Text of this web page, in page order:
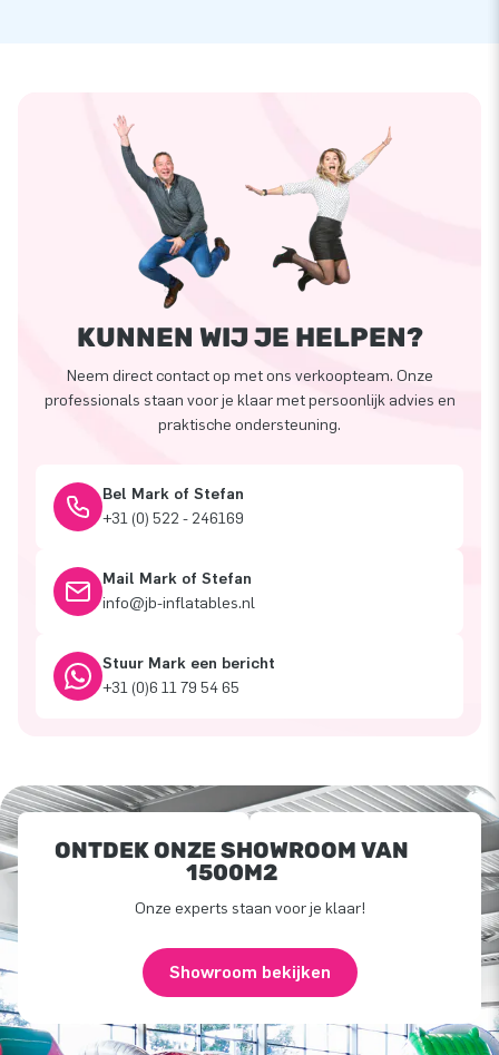
KUNNEN WIJ JE HELPEN?
Neem direct contact op met ons verkoopteam. Onze
professionals staan voor je klaar met persoonlijk advies en
praktische ondersteuning.
Bel Mark of Stefan
+31 (0) 522 - 246169
Mail Mark of Stefan
info@jb-inflatables.nl
Stuur Mark een bericht
+31 (0)6 11 79 54 65
ONTDEK ONZE SHOWROOM VAN
1500M2
Onze experts staan voor je klaar!
Showroom bekijken